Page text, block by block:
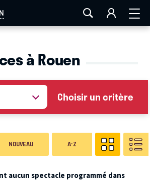
LA ROCHELLE
à Rouen
Choisir un critère
NOUVEAU A-Z
aucun spectacle programmé dans